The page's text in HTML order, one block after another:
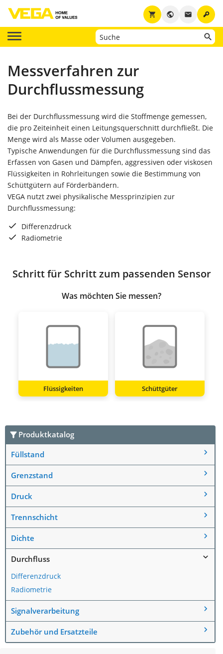
key
email
public
shopping_cart
Messverfahren zur
Durchflussmessung
Bei der Durchflussmessung wird die Stoffmenge gemessen,
die pro Zeiteinheit einen Leitungsquerschnitt durchfließt. Die
Menge wird als Masse oder Volumen ausgegeben.
Typische Anwendungen für die Durchflussmessung sind das
Erfassen von Gasen und Dämpfen, aggressiven oder viskosen
Flüssigkeiten in Rohrleitungen sowie die Bestimmung von
Schüttgütern auf Förderbändern.
VEGA nutzt zwei physikalische Messprinzipien zur
Durchflussmessung:
Differenzdruck
Radiometrie
Schritt für Schritt zum passenden Sensor
Was möchten Sie messen?
Flüssigkeiten Schüttgüter
Produktkatalog
Füllstand
Grenzstand
Druck
Trennschicht
Dichte
Durchfluss
Differenzdruck
Radiometrie
Signalverarbeitung
Zubehör und Ersatzteile